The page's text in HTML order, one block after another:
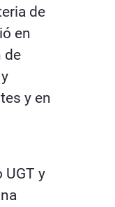
de
en
de
y en
UGT y